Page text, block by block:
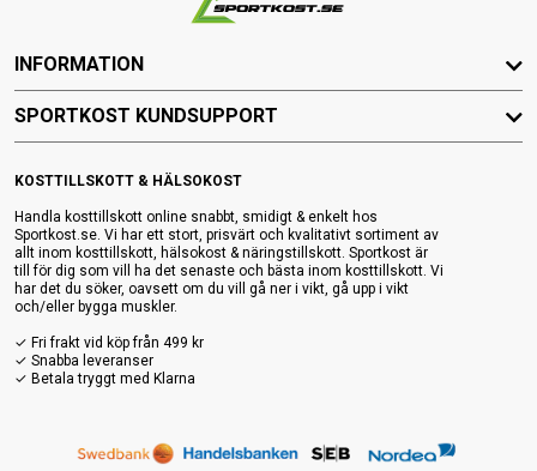
KOSTTILLSKOTT & HÄLSOKOST
Handla kosttillskott online snabbt, smidigt & enkelt hos
Sportkost.se. Vi har ett stort, prisvärt och kvalitativt sortiment av
allt inom kosttillskott, hälsokost & näringstillskott. Sportkost är
till för dig som vill ha det senaste och bästa inom kosttillskott. Vi
har det du söker, oavsett om du vill gå ner i vikt, gå upp i vikt
och/eller bygga muskler.
✓ Fri frakt vid köp från 499 kr
✓ Snabba leveranser
✓ Betala tryggt med Klarna
INFORMATION
SPORTKOST KUNDSUPPORT